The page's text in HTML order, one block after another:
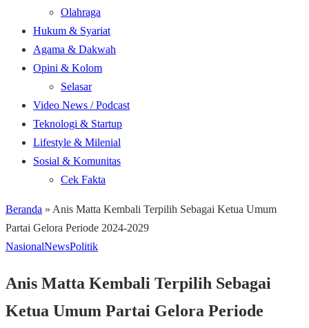
Olahraga
Hukum & Syariat
Agama & Dakwah
Opini & Kolom
Selasar
Video News / Podcast
Teknologi & Startup
Lifestyle & Milenial
Sosial & Komunitas
Cek Fakta
Beranda » Anis Matta Kembali Terpilih Sebagai Ketua Umum
Partai Gelora Periode 2024-2029
NasionalNewsPolitik
Anis Matta Kembali Terpilih Sebagai
Ketua Umum Partai Gelora Periode